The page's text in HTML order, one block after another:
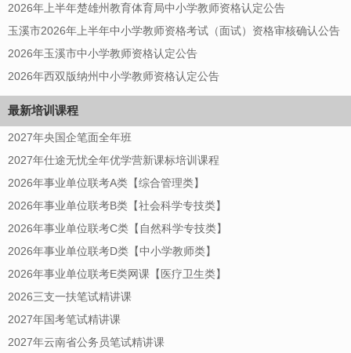
2026年上半年楚雄州教育体育局中小学教师资格认定公告
玉溪市2026年上半年中小学教师资格考试（面试）资格审核确认公告
2026年玉溪市中小学教师资格认定公告
2026年西双版纳州中小学教师资格认定公告
最新培训课程
2027年央国企笔面全年班
2027年仕途无忧全年优学营新课标培训课程
2026年事业单位联考A类【综合管理类】
2026年事业单位联考B类【社会科学专技类】
2026年事业单位联考C类【自然科学专技类】
2026年事业单位联考D类【中小学教师类】
2026年事业单位联考E类网课【医疗卫生类】
2026三支一扶笔试精讲课
2027年国考笔试精讲课
2027年云南省公务员笔试精讲课